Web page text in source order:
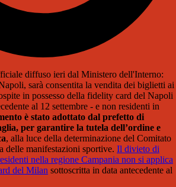
diffuso ieri dal Ministero dell'Interno:
sarà consentita la vendita dei biglietti ai
in possesso della fidelity card del Napoli
al 12 settembre - e non residenti in
è stato adottato dal prefetto di
per garantire la tutela dell’ordine e
, alla luce della determinazione del Comitato
delle manifestazioni sportive. Il divieto di
nella regione Campania non si applica
del Milan sottoscritta in data antecedente al